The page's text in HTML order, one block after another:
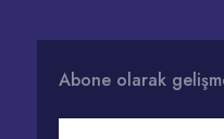
Abone olarak